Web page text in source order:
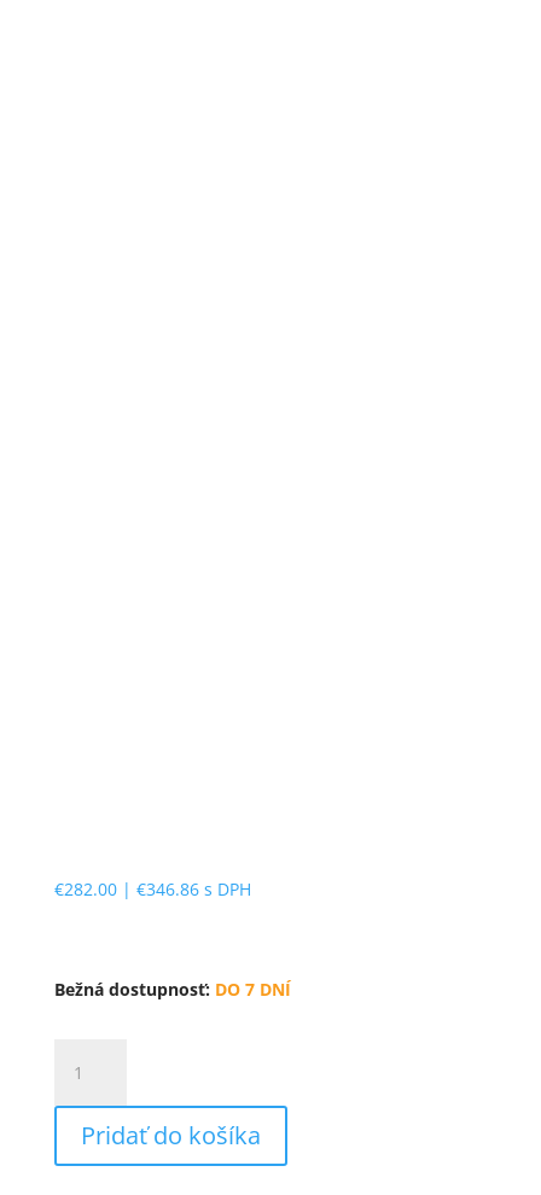
€282.00 | €346.86s DPH
Bežná dostupnosť: DO 7 DNÍ
Fellowes
79
Pridať do košíka